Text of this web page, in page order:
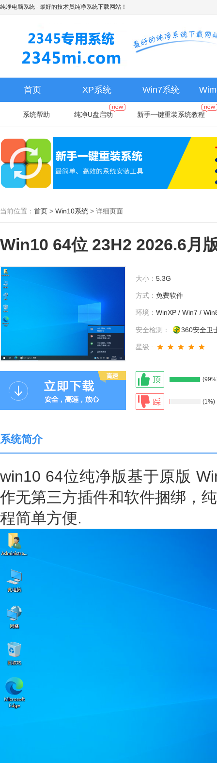
纯净电脑系统 - 最好的技术员纯净系统下载网站！
首页 XP系统 Win7系统
系统帮助 纯净U盘启动 新手一键重装系统教程
当前位置： 首页 > Win10系统 > 详细页面
Win10 64位 23H2 2026.6月
大小： 5.3G
方式： 免费软件
环境： WinXP / Win7 /
安全检测： 360安全卫
星级 :
(1%)
系统简介
win10 64位纯净版基于原版
作无第三方插件和软件捆绑，
程简单方便.